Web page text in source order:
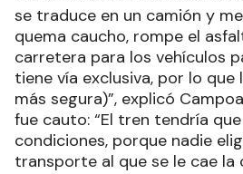
se traduce en un camión y
quema caucho, rompe el
carretera para los vehículos
tiene vía exclusiva, por lo que
más segura)”, explicó
fue cauto: “El tren tendría
condiciones, porque nadie
transporte al que se le cae la